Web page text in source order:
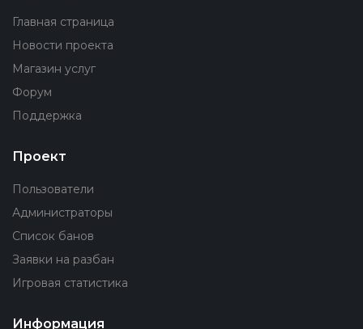
Главная страница
Новости проекта
Магазин услуг
Форум
Поддержка
Проект
Пользователи
Администраторы
Список банов
Заявки на разбан
Игровая статистика
Информация